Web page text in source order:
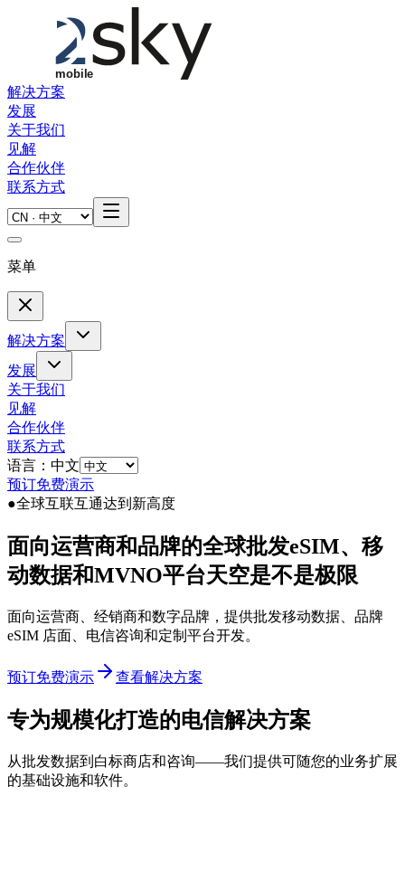
Skip to main content
解决方案
发展
关于我们
见解
合作伙伴
联系方式
菜单
解决方案
发展
关于我们
见解
合作伙伴
联系方式
语言：中文
预订免费演示
●全球互联互通达到新高度
面向运营商和品牌的全球批发eSIM、移
动数据和MVNO平台天空是不是极限
面向运营商、经销商和数字品牌，提供批发移动数据、品牌
eSIM 店面、电信咨询和定制平台开发。
预订免费演示 查看解决方案
专为规模化打造的电信解决方案
从批发数据到白标商店和咨询——我们提供可随您的业务扩展
的基础设施和软件。